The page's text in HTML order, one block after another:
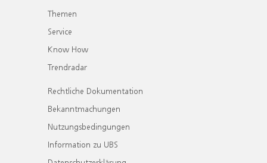
Themen
Service
Know How
Trendradar
Rechtliche Dokumentation
Bekanntmachungen
Nutzungsbedingungen
Information zu UBS